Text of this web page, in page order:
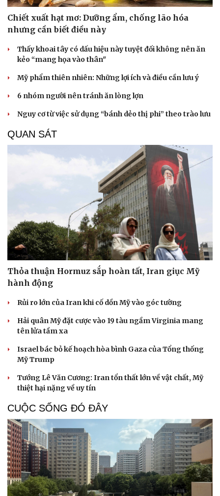
Du lịch
Tư vấn
check-in
Podcast
Cửa sổ tình yêu
Hạt giống tâm hồn
Chiết xuất hạt mơ: Dưỡng ẩm, chống lão hóa
nhưng cần biết điều này
Thấy khoai tây có dấu hiệu này tuyệt đối không nên ăn
kẻo “mang họa vào thân"
Mỹ phẩm thiên nhiên: Những lợi ích và điều cần lưu ý
6 nhóm người nên tránh ăn lòng lợn
Nguy cơ từ việc sử dụng “bánh dẻo thị phi” theo trào lưu
QUAN SÁT
Thỏa thuận Hormuz sắp hoàn tất, Iran giục Mỹ
hành động
Rủi ro lớn của Iran khi cố dồn Mỹ vào góc tường
Hải quân Mỹ đặt cược vào 19 tàu ngầm Virginia mang
tên lửa tầm xa
Israel bác bỏ kế hoạch hòa bình Gaza của Tổng thống
Mỹ Trump
Tướng Lê Văn Cương: Iran tổn thất lớn về vật chất, Mỹ
thiệt hại nặng về uy tín
CUỘC SỐNG ĐÓ ĐÂY